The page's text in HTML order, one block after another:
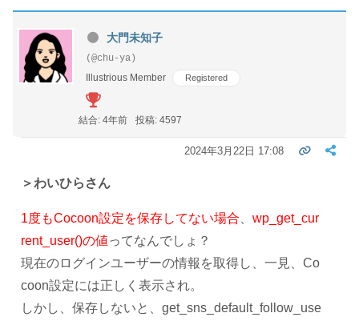
大門未知子
(@chu-ya)
Illustrious Member
Registered
結合: 4年前 投稿: 4597
2024年3月22日 17:08
＞わいひらさん
1度もCocoon設定を保存してない場合
wp_get_cur
rent_user()の値ってなんでしょ？
現在のログインユーザーの情報を取得し、一見、Co
coon設定には正しく表示され。
しかし、保存しないと、 get_sns_default_follow_use